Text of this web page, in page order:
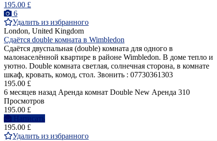
195.00 £
6
Удалить из избранного
London, United Kingdom
Сдаётся double комната в Wimbledon
Сдаётся двуспальная (double) комнатa для одного в
малонаселённой квартире в районе Wimbledon. В доме тепло и
уютно. Double комната светлая, солнечная сторона, в комнате
шкаф, кровать, комод, стол. Звонить : 07730361303
195.00 £
6 месяцев назад Аренда комнат Double New Аренда 310
Просмотров
195.00 £
Написать
195.00 £
Удалить из избранного